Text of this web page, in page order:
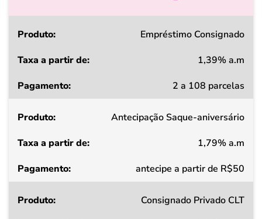
Produto
a
de
Pagamento
Empréstimo Consignado
1,39% a.m
2 a 108 parcelas
Antecipação Saque-aniversário
1,79% a.m
antecipe a partir de R$50
Consignado Privado CLT